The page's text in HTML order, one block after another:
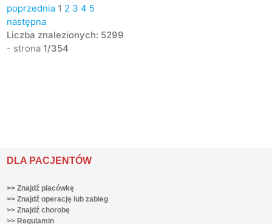
poprzednia 1 2 3 4 5
następna
Liczba znalezionych: 5299
- strona 1/354
DLA PACJENTÓW
>> Znajdź placówkę
>> Znajdź operację lub zabieg
>> Znajdź chorobę
>> Regulamin